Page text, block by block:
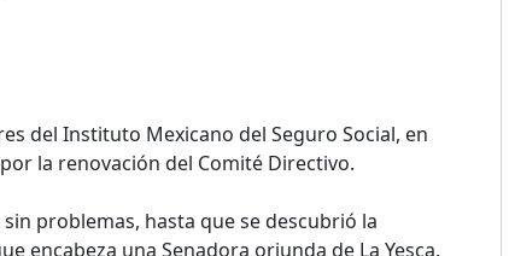
del Instituto Mexicano del Seguro Social, en
la renovación del Comité Directivo.
problemas, hasta que se descubrió la
encabeza una Senadora oriunda de La Yesca.